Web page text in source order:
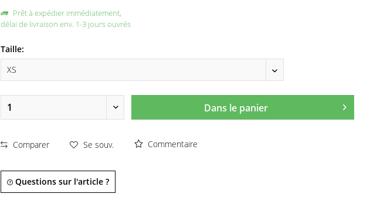
Prêt à expédier immédiatement,
délai de livraison env. 1-3 jours ouvrés
Taille:
Dans le panier
Comparer Se souv. Commentaire
Questions sur l'article ?